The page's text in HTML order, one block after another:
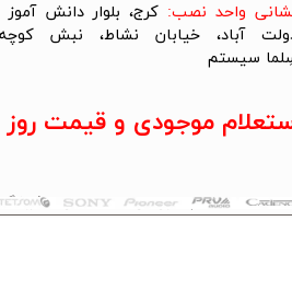
تمام حقوق این سایت متعلق به
واحد نصب: کرج، بلوار دانش
سیستم​​​​​​​
موجودی و قیمت روز